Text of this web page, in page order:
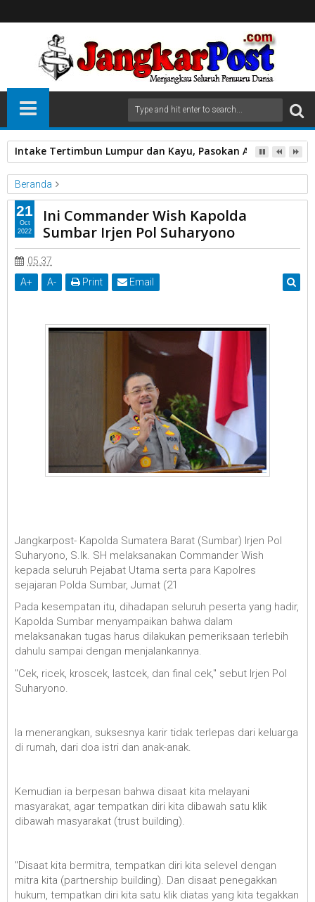
Intake Tertimbun Lumpur dan Kayu, Pasokan Air Bersih di
Beranda
Unlabelled
Ini Commander Wish Kapolda Sumbar Irjen Pol Suharyono
Ini Commander Wish Kapolda
Sumbar Irjen Pol Suharyono
05.37
A+ A- Print Email
Jangkarpost- Kapolda Sumatera Barat (Sumbar) Irjen Pol
Suharyono, S.Ik. SH melaksanakan Commander Wish
kepada seluruh Pejabat Utama serta para Kapolres
sejajaran Polda Sumbar, Jumat (21
Pada kesempatan itu, dihadapan seluruh peserta yang hadir,
Kapolda Sumbar menyampaikan bahwa dalam
melaksanakan tugas harus dilakukan pemeriksaan terlebih
dahulu sampai dengan menjalankannya.
"Cek, ricek, kroscek, lastcek, dan final cek," sebut Irjen Pol
Suharyono.
Ia menerangkan, suksesnya karir tidak terlepas dari keluarga
di rumah, dari doa istri dan anak-anak.
Kemudian ia berpesan bahwa disaat kita melayani
masyarakat, agar tempatkan diri kita dibawah satu klik
dibawah masyarakat (trust building).
"Disaat kita bermitra, tempatkan diri kita selevel dengan
mitra kita (partnership building). Dan disaat penegakkan
hukum, tempatkan diri kita satu klik diatas yang kita tegakkan
21
Oct
2022